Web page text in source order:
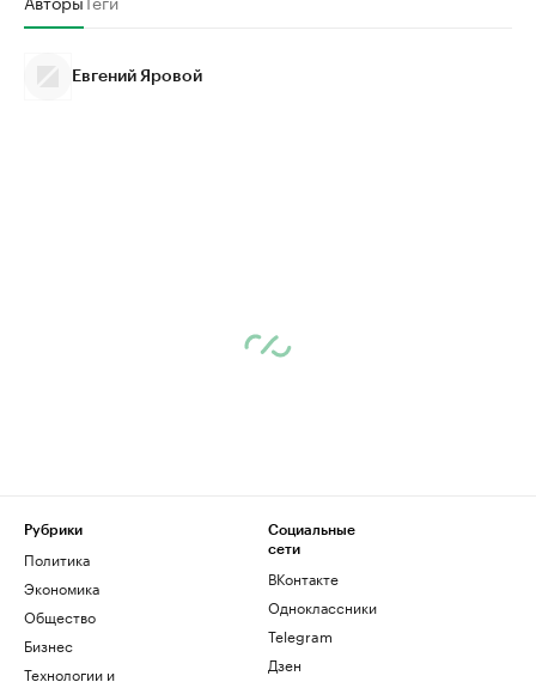
Евгений Яровой
Рубрики
Политика
Экономика
Общество
Бизнес
Технологии и
Социальные
сети
ВКонтакте
Одноклассники
Telegram
Дзен